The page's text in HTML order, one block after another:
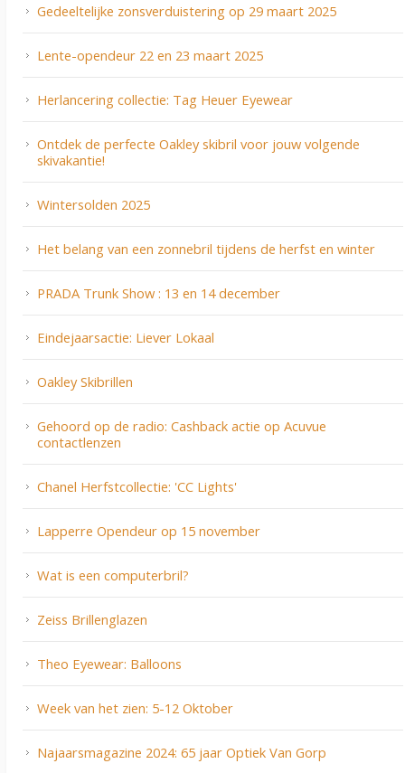
Gedeeltelijke zonsverduistering op 29 maart 2025
Lente-opendeur 22 en 23 maart 2025
Herlancering collectie: Tag Heuer Eyewear
Ontdek de perfecte Oakley skibril voor jouw volgende
skivakantie!
Wintersolden 2025
Het belang van een zonnebril tijdens de herfst en winter
PRADA Trunk Show : 13 en 14 december
Eindejaarsactie: Liever Lokaal
Oakley Skibrillen
Gehoord op de radio: Cashback actie op Acuvue
contactlenzen
Chanel Herfstcollectie: 'CC Lights'
Lapperre Opendeur op 15 november
Wat is een computerbril?
Zeiss Brillenglazen
Theo Eyewear: Balloons
Week van het zien: 5-12 Oktober
Najaarsmagazine 2024: 65 jaar Optiek Van Gorp